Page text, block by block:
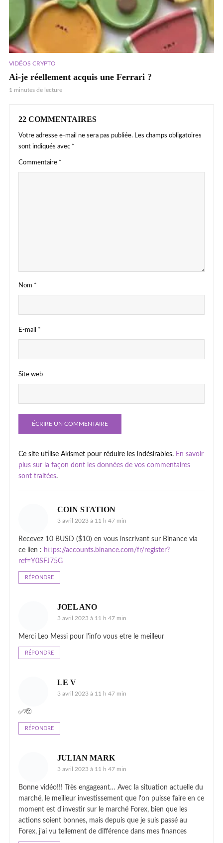
VIDÉOS CRYPTO
Ai-je réellement acquis une Ferrari ?
1 minutes de lecture
22 COMMENTAIRES
Votre adresse e-mail ne sera pas publiée. Les champs obligatoires
sont indiqués avec *
Commentaire *
Nom *
E-mail *
Site web
Ce site utilise Akismet pour réduire les indésirables. En savoir
plus sur la façon dont les données de vos commentaires
sont traitées.
COIN STATION
3 avril 2023 à 11 h 47 min
Recevez 10 BUSD ($10) en vous inscrivant sur Binance via
ce lien : https://accounts.binance.com/fr/register?
ref=Y0SFJ75G
RÉPONDRE
JOEL ANO
3 avril 2023 à 11 h 47 min
Merci Leo Messi pour l'info vous etre le meilleur
RÉPONDRE
LE V
3 avril 2023 à 11 h 47 min
✅🫡
RÉPONDRE
JULIAN MARK
3 avril 2023 à 11 h 47 min
Bonne vidéo!!! Très engageant… Avec la situation actuelle du
marché, le meilleur investissement que l'on puisse faire en ce
moment est d'investir sur le marché Forex, bien que les
actions soient bonnes, mais depuis que je suis passé au
Forex, j'ai vu tellement de différence dans mes finances